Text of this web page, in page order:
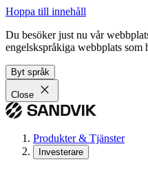
Hoppa till innehåll
Du besöker just nu vår
engelskspråkiga webbplats
Byt språk
Close
Produkter & Tjänster
Investerare